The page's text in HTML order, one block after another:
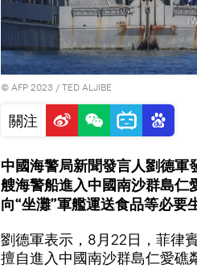
© AFP 2023 / TED ALJIBE
關注
中國海警局新聞發言人劉德
艘海警船進入中國南沙群島
向“坐灘”軍艦運送食品等必要
劉德軍表示，8月22日，菲律
擅自進入中國南沙群島仁愛礁